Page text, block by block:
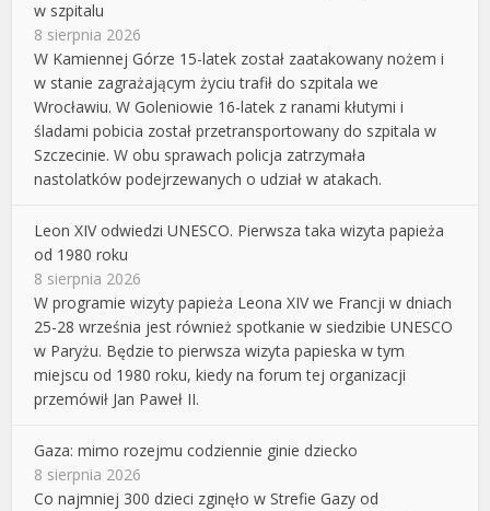
w szpitalu
8 sierpnia 2026
W Kamiennej Górze 15-latek został zaatakowany nożem i
w stanie zagrażającym życiu trafił do szpitala we
Wrocławiu. W Goleniowie 16-latek z ranami kłutymi i
śladami pobicia został przetransportowany do szpitala w
Szczecinie. W obu sprawach policja zatrzymała
nastolatków podejrzewanych o udział w atakach.
Leon XIV odwiedzi UNESCO. Pierwsza taka wizyta papieża
od 1980 roku
8 sierpnia 2026
W programie wizyty papieża Leona XIV we Francji w dniach
25-28 września jest również spotkanie w siedzibie UNESCO
w Paryżu. Będzie to pierwsza wizyta papieska w tym
miejscu od 1980 roku, kiedy na forum tej organizacji
przemówił Jan Paweł II.
Gaza: mimo rozejmu codziennie ginie dziecko
8 sierpnia 2026
Co najmniej 300 dzieci zginęło w Strefie Gazy od